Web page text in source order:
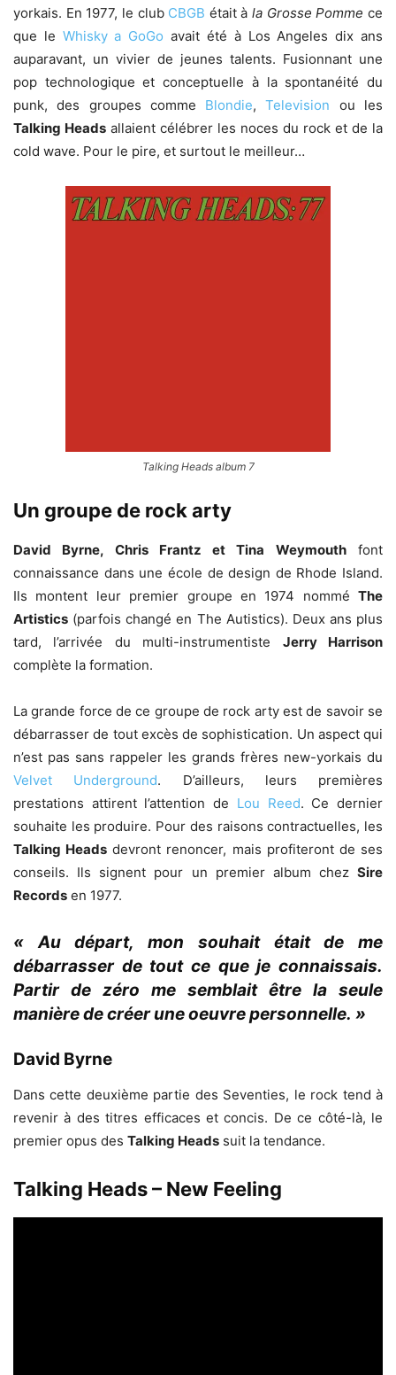
yorkais. En 1977, le club CBGB était àla Grosse Pomme ce
que le Whisky a GoGo avait été à Los Angeles dix ans
auparavant, un vivier de jeunes talents. Fusionnant une
pop technologique et conceptuelle à la spontanéité du
punk, des groupes comme Blondie,Television ou les
Talking Heads allaient célébrer les noces du rock et de la
cold wave. Pour le pire, et surtout le meilleur…
Talking Heads album 7
Un groupe de rock arty
David Byrne, Chris Frantz et Tina Weymouthfont
connaissance dans une école de design de Rhode Island.
Ils montent leur premier groupe en 1974 nommé The
Artistics (parfois changé en The Autistics). Deux ans plus
tard, l’arrivée du multi-instrumentiste Jerry Harrison
complète la formation.
La grande force de ce groupe de rock arty est de savoir se
débarrasser de tout excès de sophistication. Un aspect qui
n’est pas sans rappeler les grands frères new-yorkais du
Velvet Underground. D’ailleurs, leurs premières
prestations attirent l’attention de Lou Reed. Ce dernier
souhaite les produire. Pour des raisons contractuelles, les
Talking Heads devront renoncer, mais profiteront de ses
conseils. Ils signent pour un premier album chez Sire
Records en 1977.
« Au départ, mon souhait était de me
débarrasser de tout ce que je connaissais.
Partir de zéro me semblait être la seule
manière de créer une oeuvre personnelle. »
David Byrne
Dans cette deuxième partie des Seventies, le rock tend à
revenir à des titres efficaces et concis. De ce côté-là, le
premier opus des Talking Heads suit la tendance.
Talking Heads – New Feeling